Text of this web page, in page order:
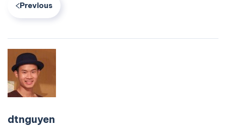
Previous
dtnguyen